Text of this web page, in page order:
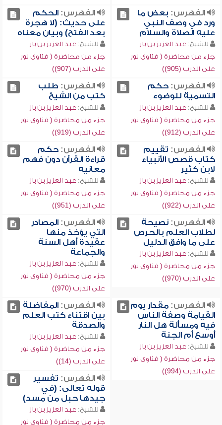
الفهرس: بعض ما
ورد في وصف النبي
عليه الصلاة والسلام
للشيخ: عبد العزيز بن باز
جزء من محاضرة ( فتاوى نور
على الدرب (905))
الفهرس:الحكم
على حديث: (لا هجرة
بعد الفتح) وبيان معناه
للشيخ: عبد العزيز بن باز
جزء من محاضرة ( فتاوى نور
على الدرب (907))
الفهرس:حكم
التسمية للوضوء
للشيخ: عبد العزيز بن باز
جزء من محاضرة ( فتاوى نور
على الدرب (912))
الفهرس: طلب
كتب من الشيخ
للشيخ: عبد العزيز بن باز
جزء من محاضرة ( فتاوى نور
على الدرب (919))
الفهرس: تقييم
كتاب قصص الأنبياء
لابن كثير
للشيخ: عبد العزيز بن باز
جزء من محاضرة ( فتاوى نور
على الدرب (922))
الفهرس:حكم
قراءة القرآن دون فهم
معانيه
للشيخ: عبد العزيز بن باز
جزء من محاضرة ( فتاوى نور
على الدرب (951))
الفهرس:نصيحة
لطلاب العلم بالحرص
على ما وافق الدليل
للشيخ: عبد العزيز بن باز
جزء من محاضرة ( فتاوى نور
على الدرب (970))
الفهرس:المصادر
التي يؤخذ منها
عقيدة أهل السنة
والجماعة
للشيخ: عبد العزيز بن باز
جزء من محاضرة ( فتاوى نور
على الدرب (970))
الفهرس:مقدار يوم
القيامة وصفة الناس
فيه ومسألة هل النار
أوسع أم الجنة
للشيخ: عبد العزيز بن باز
جزء من محاضرة ( فتاوى نور
على الدرب (994))
الفهرس:المفاضلة
بين اقتناء كتب العلم
والصدقة
للشيخ: عبد العزيز بن باز
جزء من محاضرة ( فتاوى نور
على الدرب (14))
الفهرس: تفسير
قوله تعالى: (في
جيدها حبل من مسد)
للشيخ: عبد العزيز بن باز
جزء من محاضرة ( فتاوى نور